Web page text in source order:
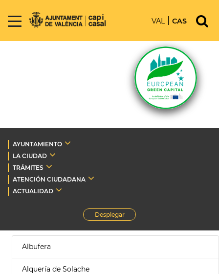
VAL CAS
AYUNTAMIENTO
LA CIUDAD
TRÁMITES
ATENCIÓN CIUDADANA
ACTUALIDAD
Desplegar
Albufera
Alquería de Solache